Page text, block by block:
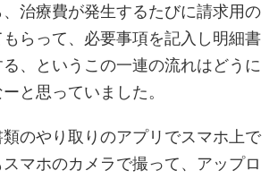
、治療費が発生するたびに請求用の
らって、必要事項を記入し明細書
、というこの一連の流れはどうに
と思っていました。
のやり取りのアプリでスマホ上で
マホのカメラで撮って、アップロ